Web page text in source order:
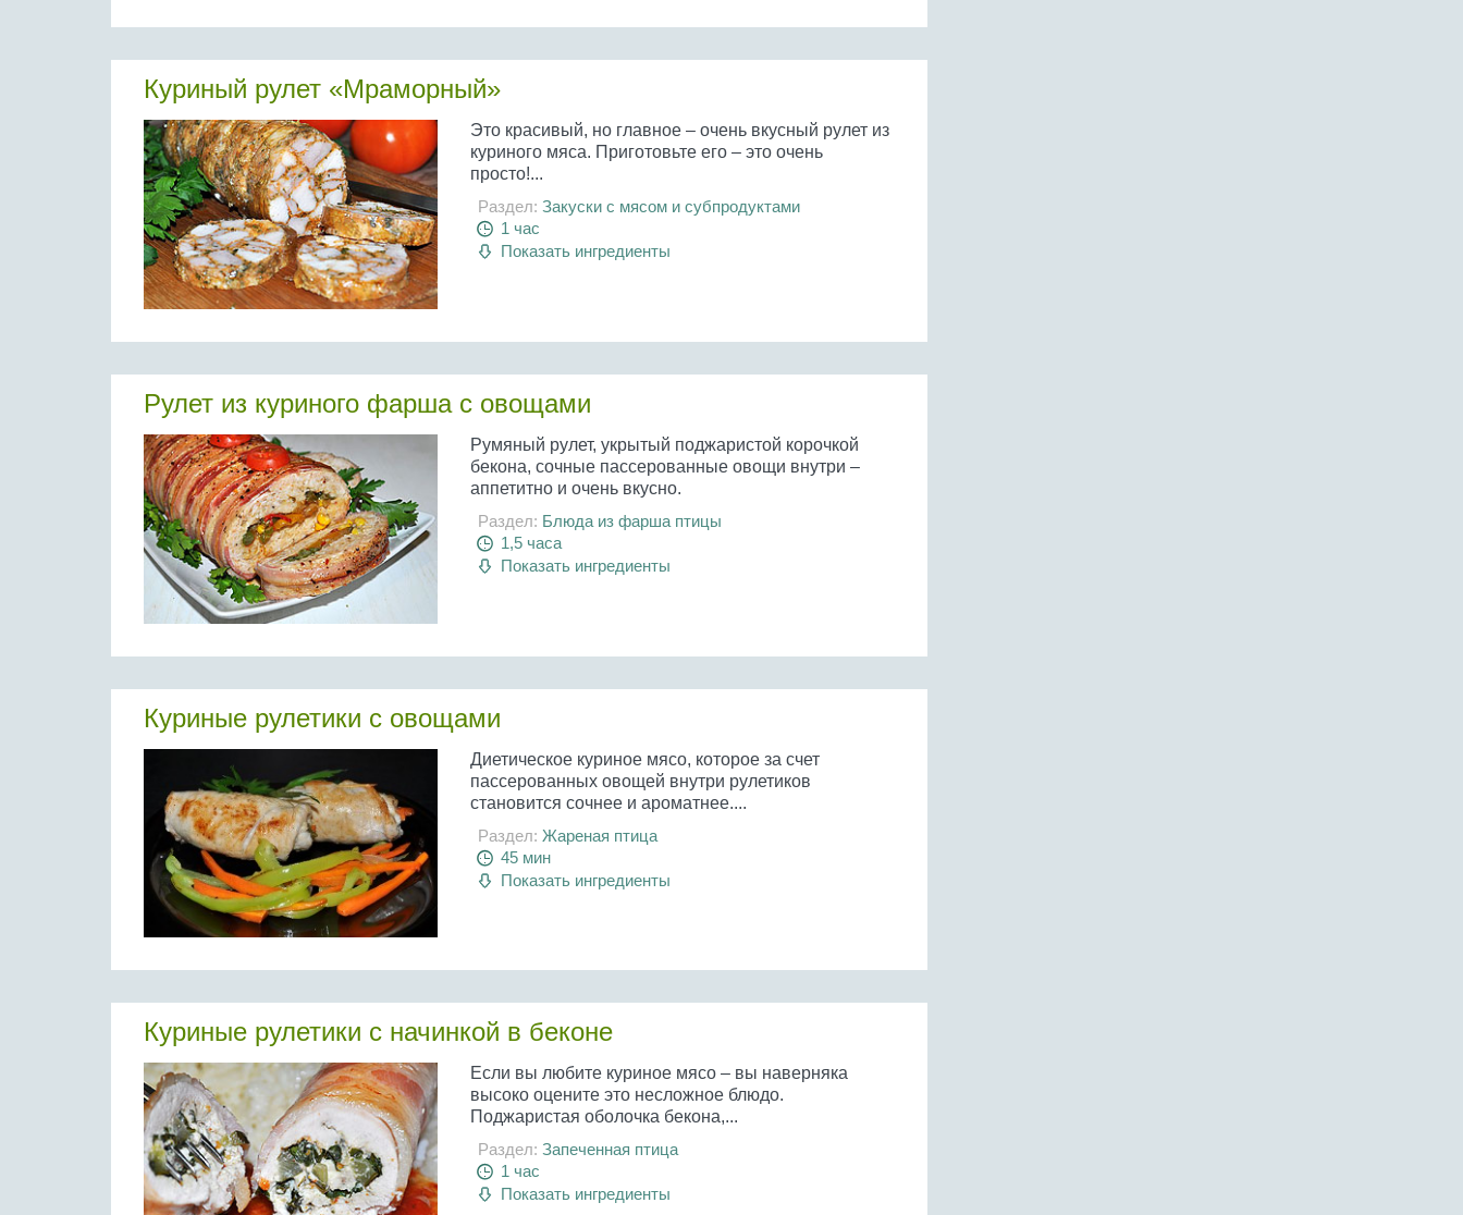
Куриный рулет «Мраморный»
Это красивый, но главное – очень вкусный рулет из
куриного мяса. Приготовьте его – это очень
просто!...
Раздел: Закуски с мясом и субпродуктами
1 час
Показать ингредиенты
Рулет из куриного фарша с овощами
Румяный рулет, укрытый поджаристой корочкой
бекона, сочные пассерованные овощи внутри –
аппетитно и очень вкусно.
Раздел: Блюда из фарша птицы
1,5 часа
Показать ингредиенты
Куриные рулетики с овощами
Диетическое куриное мясо, которое за счет
пассерованных овощей внутри рулетиков
становится сочнее и ароматнее....
Раздел: Жареная птица
45 мин
Показать ингредиенты
Куриные рулетики с начинкой в беконе
Если вы любите куриное мясо – вы наверняка
высоко оцените это несложное блюдо.
Поджаристая оболочка бекона,...
Раздел: Запеченная птица
1 час
Показать ингредиенты